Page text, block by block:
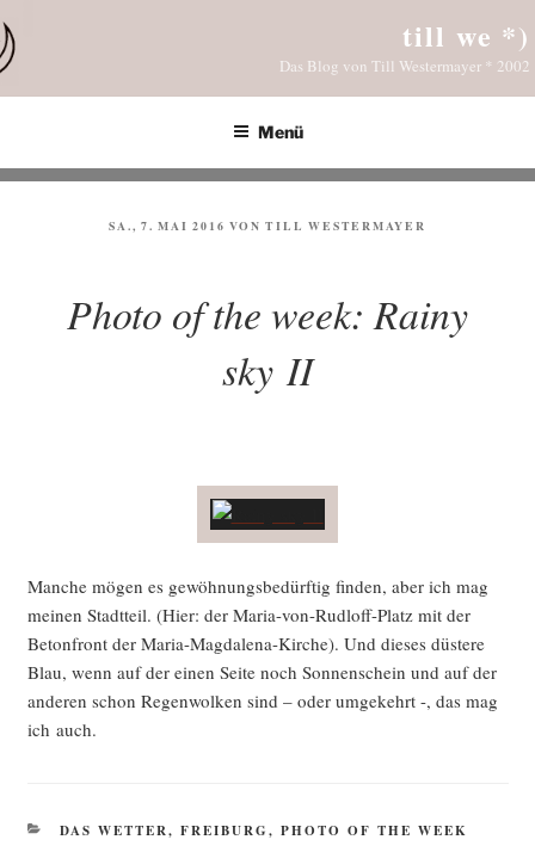
Inhalt
springen
till we *)
Das Blog von Till Westermayer * 2002
Menü
VERÖFFENTLICHT
SA., 7. MAI 2016 VONTILL WESTERMAYER
Photo of the week: Rainy
sky II
Man­che mögen es gewöh­nungs­be­dürf­tig fin­den, aber ich mag
mei­nen Stadt­teil. (Hier: der Maria-von-Rud­l­off-Platz mit der
Beton­front der Maria-Mag­da­le­na-Kir­che). Und die­ses düs­te­re
Blau, wenn auf der einen Sei­te noch Son­nen­schein und auf der
ande­ren schon Regen­wol­ken sind – oder umge­kehrt -, das mag
ich auch.
KATEGORIEN
DAS WETTER, FREIBURG, PHOTO OF THE WEEK